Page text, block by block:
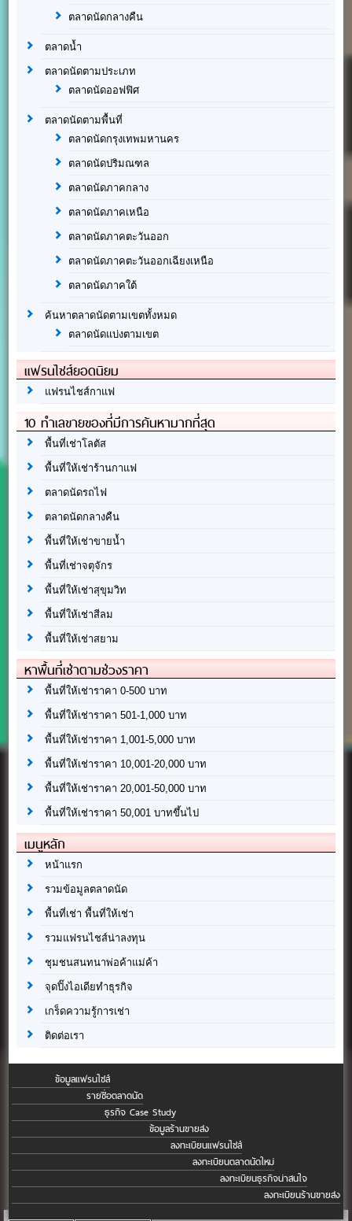
ตลาดนัดกลางคืน
ตลาดน้ำ
ตลาดนัดตามประเภท
ตลาดนัดออฟฟิศ
ตลาดนัดตามพื้นที่
ตลาดนัดกรุงเทพมหานคร
ตลาดนัดปริมณฑล
ตลาดนัดภาคกลาง
ตลาดนัดภาคเหนือ
ตลาดนัดภาคตะวันออก
ตลาดนัดภาคตะวันออกเฉียงเหนือ
ตลาดนัดภาคใต้
ค้นหาตลาดนัดตามเขตทั้งหมด
ตลาดนัดแบ่งตามเขต
แฟรนไชส์ยอดนิยม
แฟรนไชส์กาแฟ
10 ทำเลขายของที่มีการค้นหามากที่สุด
พื้นที่เช่าโลตัส
พื้นที่ให้เช่าร้านกาแฟ
ตลาดนัดรถไฟ
ตลาดนัดกลางคืน
พื้นที่ให้เช่าขายน้ำ
พื้นที่เช่าจตุจักร
พื้นที่ให้เช่าสุขุมวิท
พื้นที่ให้เช่าสีลม
พื้นที่ให้เช่าสยาม
หาพื้นที่เช่าตามช่วงราคา
พื้นที่ให้เช่าราคา 0-500 บาท
พื้นที่ให้เช่าราคา 501-1,000 บาท
พื้นที่ให้เช่าราคา 1,001-5,000 บาท
พื้นที่ให้เช่าราคา 10,001-20,000 บาท
พื้นที่ให้เช่าราคา 20,001-50,000 บาท
พื้นที่ให้เช่าราคา 50,001 บาทขึ้นไป
เมนูหลัก
หน้าแรก
รวมข้อมูลตลาดนัด
พื้นที่เช่า พื้นที่ให้เช่า
รวมแฟรนไชส์น่าลงทุน
ชุมชนสนทนาพ่อค้าแม่ค้า
จุดปิ๊งไอเดียทำธุรกิจ
เกร็ดความรู้การเช่า
ติดต่อเรา
ข้อมูลแฟรนไชส์
รายชื่อตลาดนัด
ธุรกิจ Case Study
ข้อมูลร้านขายส่ง
ลงทะเบียนแฟรนไชส์
ลงทะเบียนตลาดนัดใหม่
ลงทะเบียนธุรกิจน่าสนใจ
ลงทะเบียนร้านขายส่ง